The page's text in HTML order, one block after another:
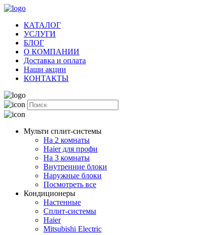
КАТАЛОГ
УСЛУГИ
БЛОГ
О КОМПАНИИ
Доставка и оплата
Наши акции
КОНТАКТЫ
Мульти сплит-системы
На 2 комнаты
Haier для профи
На 3 комнаты
Внутренние блоки
Наружные блоки
Посмотреть все
Кондиционеры
Настенные
Сплит-системы
Haier
Mitsubishi Electric